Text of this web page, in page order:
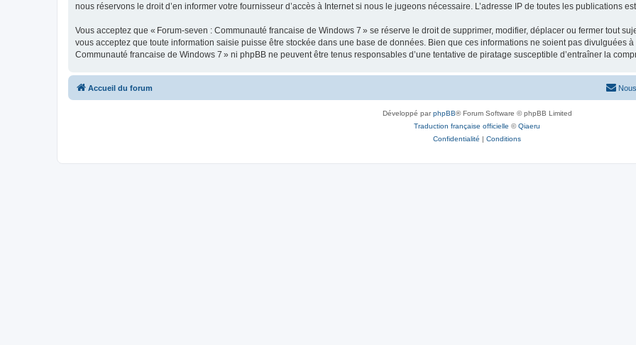
nous réservons le droit d’en informer votre fournisseur d’accès à Internet si nous le jugeons nécessaire. L’adresse IP de toutes les publications
Vous acceptez que « Forum-seven : Communauté francaise de Windows 7 » se réserve le droit de supprimer, modifier, déplacer ou fermer tout
vous acceptez que toute information saisie puisse être stockée dans une base de données. Bien que ces informations ne soient pas divulguées
Communauté francaise de Windows 7 » ni phpBB ne peuvent être tenus responsables d’une tentative de piratage susceptible d’entraîner la
Accueil du forum
Développé parphpBB® Forum Software © phpBB Limited
Traduction française officielle ©Qiaeru
Confidentialité | Conditions